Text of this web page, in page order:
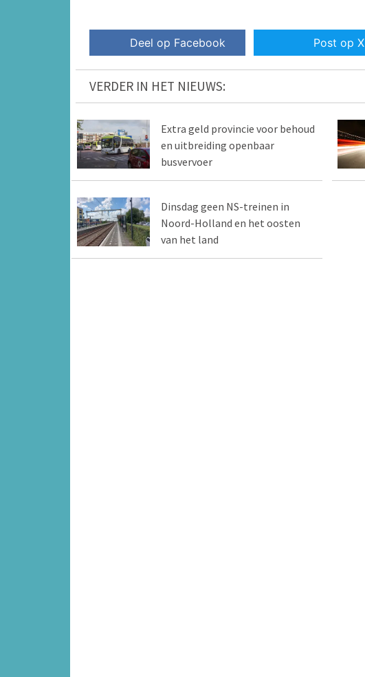
Deel op Facebook Post op X
VERDER IN HET NIEUWS:
Extra geld provincie voor behoud
en uitbreiding openbaar
busvervoer
Dinsdag geen NS-treinen in
Noord-Holland en het oosten
van het land